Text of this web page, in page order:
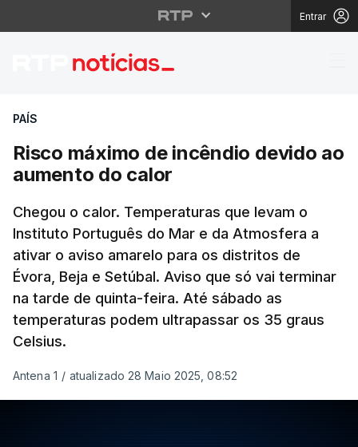
Entrar
Risco máximo de
PAÍS
Risco máximo de incêndio devido ao
aumento do calor
Chegou o calor. Temperaturas que levam o
Instituto Português do Mar e da Atmosfera a
ativar o aviso amarelo para os distritos de
Évora, Beja e Setúbal. Aviso que só vai terminar
na tarde de quinta-feira. Até sábado as
temperaturas podem ultrapassar os 35 graus
Celsius.
Antena 1 / atualizado 28 Maio 2025, 08:52